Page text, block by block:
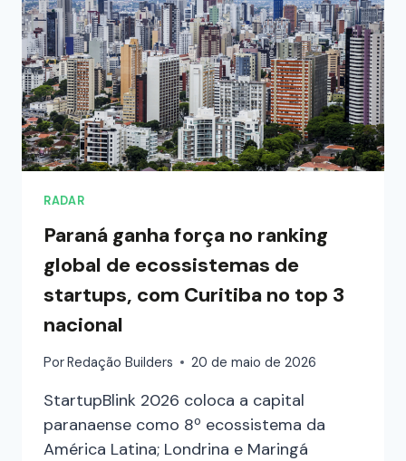
RADAR
Paraná ganha força no ranking
global de ecossistemas de
startups, com Curitiba no top 3
nacional
PorRedação Builders 20 de maio de 2026
StartupBlink 2026 coloca a capital
paranaense como 8º ecossistema da
América Latina; Londrina e Maringá